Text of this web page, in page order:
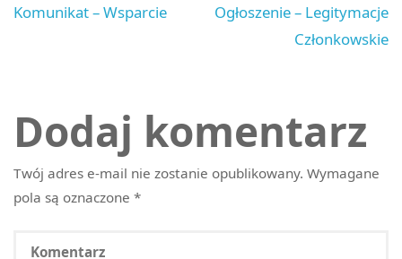
Komunikat – Wsparcie
Ogłoszenie – Legitymacje
Członkowskie
Dodaj komentarz
Twój adres e-mail nie zostanie opublikowany. Wymagane
pola są oznaczone*